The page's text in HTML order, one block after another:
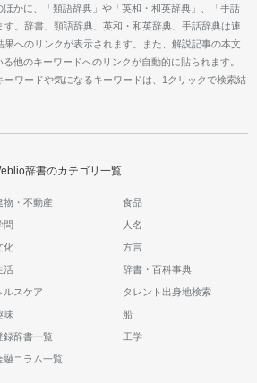
かに、「類語辞典」や「英和・和英辞典」、「手話
。辞書、類語辞典、英和・和英辞典、手話辞典は連
へのリンクが表示されます。また、解説記事の本文
他のキーワードへのリンクが自動的に貼られます。
ワードや気になるキーワードは、1クリックで検索結
辞書のカテゴリ一覧
物・不動産 食品
問 人名
化 方言
活 辞書・百科事典
ルスケア タレント出身地検索
味 船
録辞書一覧 工学
融コラム一覧